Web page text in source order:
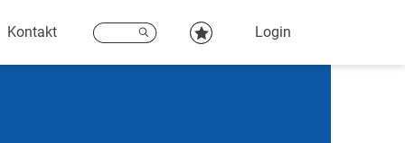
Kontakt Login